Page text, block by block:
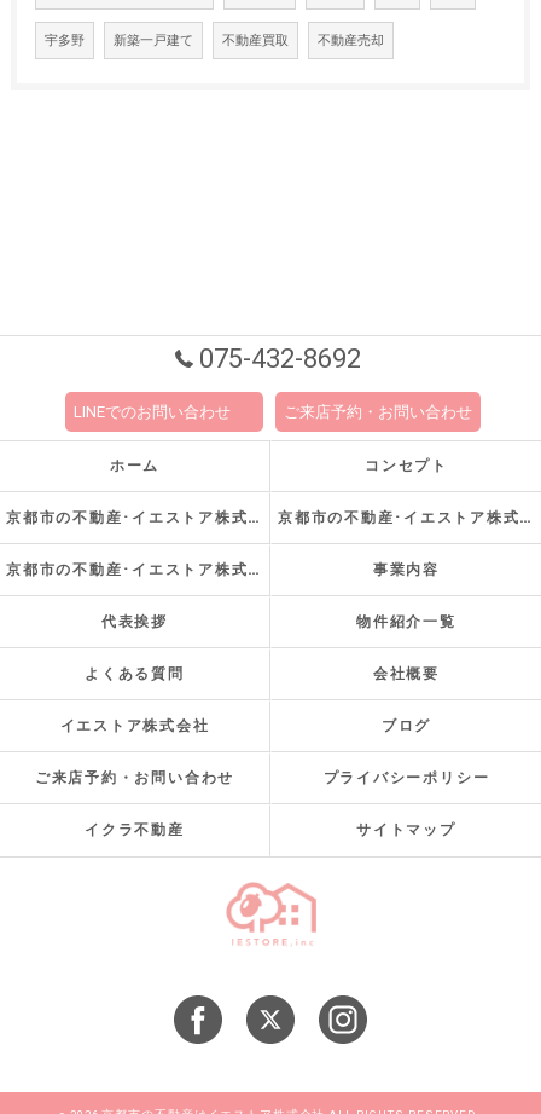
宇多野 新築一戸建て 不動産買取 不動産売却
075-432-8692
LINEでのお問い合わせ ご来店予約・お問い合わせ
ホーム コンセプト
京都市の不動産･イエストア株式会社の口コミ情報 京都市の不動産･イエストア株式会社の評判
京都市の不動産･イエストア株式会社のお客様の声 事業内容
代表挨拶 物件紹介一覧
よくある質問 会社概要
イエストア株式会社 ブログ
ご来店予約・お問い合わせ プライバシーポリシー
イクラ不動産 サイトマップ